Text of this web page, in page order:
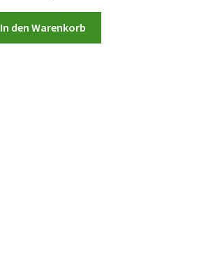
In den Warenkorb